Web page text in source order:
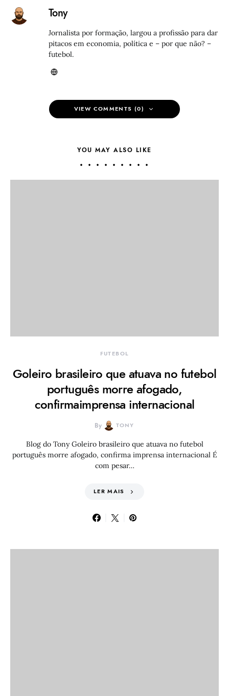
Tony
Jornalista por formação, largou a profissão para dar
pitacos em economia, política e – por que não? –
futebol.
VIEW COMMENTS (0)
YOU MAY ALSO LIKE
FUTEBOL
Goleiro brasileiro que atuava no futebol
português morre afogado,
confirmaimprensa internacional
By TONY
Blog do Tony Goleiro brasileiro que atuava no futebol
português morre afogado, confirma imprensa internacional É
com pesar…
LER MAIS